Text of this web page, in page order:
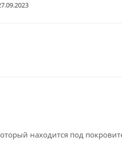
находится под